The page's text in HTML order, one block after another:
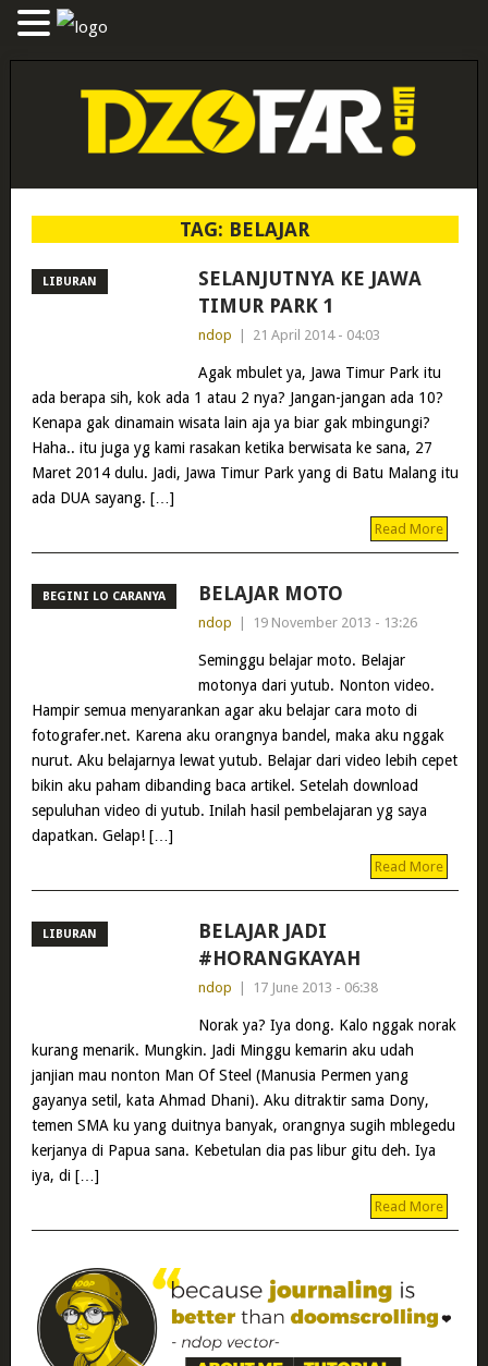
TAG: BELAJAR
LIBURAN
SELANJUTNYA KE JAWA
TIMUR PARK 1
ndop 21 April 2014 - 04:03
Agak mbulet ya, Jawa Timur Park itu
ada berapa sih, kok ada 1 atau 2 nya? Jangan-jangan ada 10?
Kenapa gak dinamain wisata lain aja ya biar gak mbingungi?
Haha.. itu juga yg kami rasakan ketika berwisata ke sana, 27
Maret 2014 dulu. Jadi, Jawa Timur Park yang di Batu Malang itu
ada DUA sayang. […]
Read More
BEGINI LO CARANYA BELAJAR MOTO
ndop 19 November 2013 - 13:26
Seminggu belajar moto. Belajar
motonya dari yutub. Nonton video.
Hampir semua menyarankan agar aku belajar cara moto di
fotografer.net. Karena aku orangnya bandel, maka aku nggak
nurut. Aku belajarnya lewat yutub. Belajar dari video lebih cepet
bikin aku paham dibanding baca artikel. Setelah download
sepuluhan video di yutub. Inilah hasil pembelajaran yg saya
dapatkan. Gelap! […]
Read More
LIBURAN
BELAJAR JADI
#HORANGKAYAH
ndop 17 June 2013 - 06:38
Norak ya? Iya dong. Kalo nggak norak
kurang menarik. Mungkin. Jadi Minggu kemarin aku udah
janjian mau nonton Man Of Steel (Manusia Permen yang
gayanya setil, kata Ahmad Dhani). Aku ditraktir sama Dony,
temen SMA ku yang duitnya banyak, orangnya sugih mblegedu
kerjanya di Papua sana. Kebetulan dia pas libur gitu deh. Iya
iya, di […]
Read More